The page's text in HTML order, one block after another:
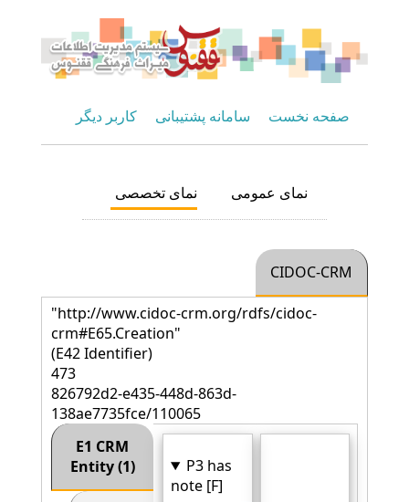
صفحه نخست سامانه پشتیبانی کاربر دیگر
نمای عمومی نمای تخصصی
CIDOC-CRM
"http://www.cidoc-crm.org/rdfs/cidoc-
crm#E65.Creation"
(E42 Identifier)
473
826792d2-e435-448d-863d-
138ae7735fce/110065
E1 CRM
Entity (1)
P3 has
note [F]